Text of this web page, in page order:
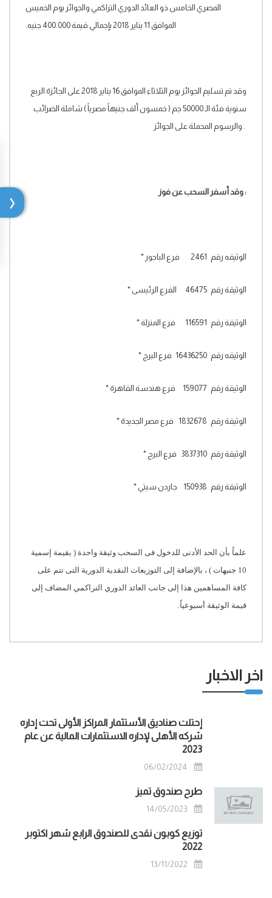
المصري الخامس ذو العائد الدوري التراكمي والجوائز يوم الخميس
الموافق 11 يناير 2018 بإجمالي قيمة 400.000 جنيه.
وقد تم تسليم الجوائز يوم الثلاثاء الموافق 16 يناير 2018 على الجائزة الربع
سنوية فئة الـ 50000 جم ( خمسون ألف جنيهاً مصرياً ) شاملة الضرائب
والرسوم المحملة على الجوائز .
وقد أسفر السحب عن فوز:
* الوثيقه رقم 2461 فرع الباجور
* الوثيقة رقم 46475 الفرع الرئيسى
* الوثيقة رقم 116591 فرع المنزلة
* الوثيقه رقم 16436250 فرع البرج
* الوثيقة رقم 159077 فرع هندسة القاهرة
* الوثيقة رقم 1832678 فرع مصر الجديدة
* الوثيقة رقم 3837310 فرع البرج
* الوثيقة رقم 150938 جاردن سيتي
علماً بأن الحد الأدنى للدخول فى السحب وثيقة واحدة ( بقيمة إسمية
10 جنيهات ) ، بالإضافة إلى التوزيعات النقدية الدورية التى تتم على
كافة المساهمين هذا إلى جانب العائد الدوري التراكمي المضاف إلى
قيمة الوثيقة أسبوعياً.
اخر الاخبار
إحتلت صناديق الأستثمار المراكز الأولى تحت إداره
شركه الأهلى لإداره الاستثمارات المالية عن عام
2023
06/02/2024
طرح صندوق تميز
14/05/2023
توزيع كوبون نقدى للصندوق الرابع شهر اكتوبر
2022
13/11/2022